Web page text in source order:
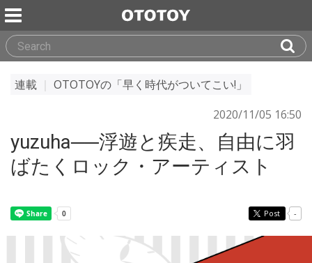
連載
OTOTOYの「早く時代がついてこい!」
2020/11/05 16:50
yuzuha──浮遊と疾走、自由に羽
ばたくロック・アーティスト
Post -